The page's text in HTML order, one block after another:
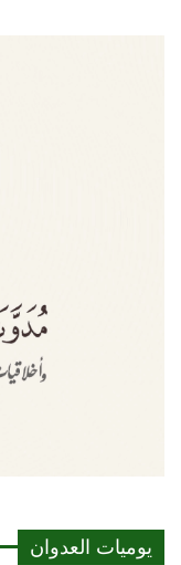
يوميات العدوان